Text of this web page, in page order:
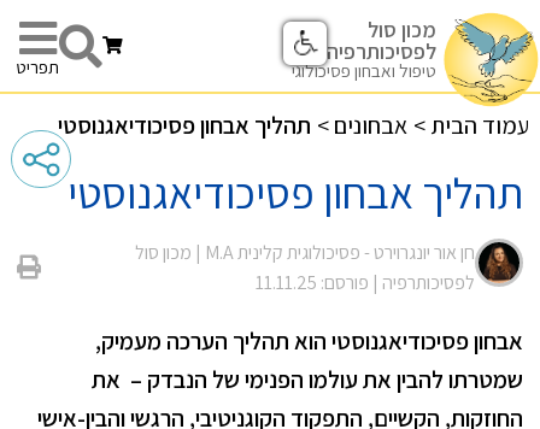
מכון סול
לפסיכותרפיה
טיפול ואבחון פסיכולוגי תפריט
תהליך אבחון פסיכודיאגנוסטי > אבחונים > עמוד הבית
תהליך אבחון פסיכודיאגנוסטי
חן אור יונגרוירט - פסיכולוגית קלינית M.A |
מכון סול
לפסיכותרפיה | פורסם: 11.11.25
אבחון פסיכודיאגנוסטי הוא תהליך הערכה מעמיק,
שמטרתו להבין את עולמו הפנימי של הנבדק – את
החוזקות, הקשיים, התפקוד הקוגניטיבי, הרגשי והבין-אישי